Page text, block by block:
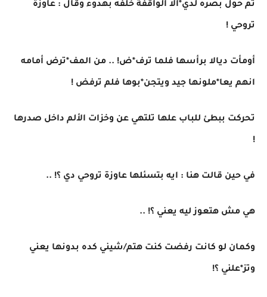
ثم حول بصره لدي*الا الواقفة خلفه بهدوء وقال : عاوزة
تروحي !
أومأت ديالا برأسها فلما ترف*ض! .. من المف*ترض أمامه
انهم يعا*ملونها جيد ويتجن*بوها فلم ترفض !
تحركت ببطئ للباب علها تلتهي عن وخزات الألم داخل صدرها
!
في حين قالت هنا : ايه بتسئلها عاوزة تروحي دي ؟! ..
هي مش هتعوز ليه يعني ؟! ..
وكمان لو كانت رفضت كنت هتم/شيني كده بدونها يعني
وتز*علني ؟!